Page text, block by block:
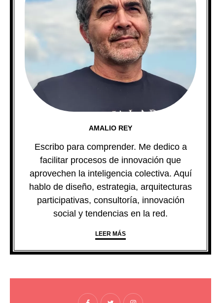
AMALIO REY
Escribo para comprender. Me dedico a
facilitar procesos de innovación que
aprovechen la inteligencia colectiva. Aquí
hablo de diseño, estrategia, arquitecturas
participativas, consultoría, innovación
social y tendencias en la red.
LEER MÁS